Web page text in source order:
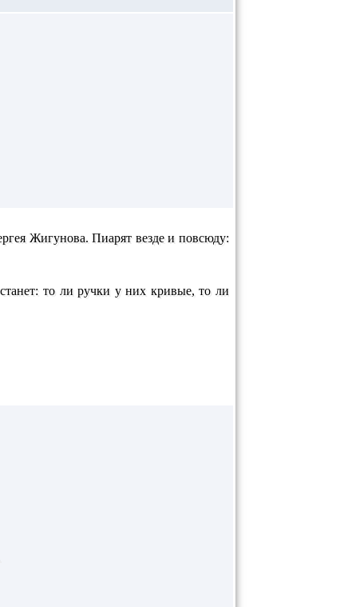
Жигунова. Пиарят везде и повсюду:
то ли ручки у них кривые, то ли